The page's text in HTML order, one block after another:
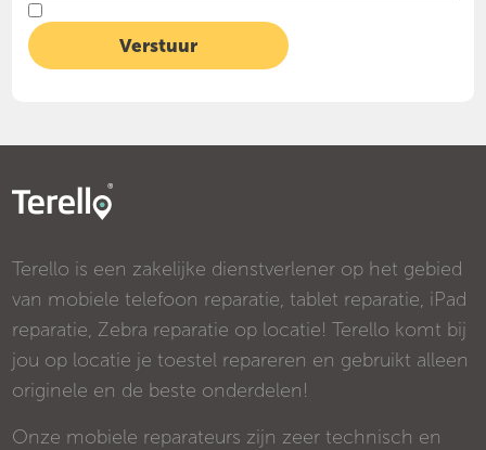
Terello is een zakelijke dienstverlener op het gebied
van mobiele telefoon reparatie, tablet reparatie, iPad
reparatie, Zebra reparatie op locatie! Terello komt bij
jou op locatie je toestel repareren en gebruikt alleen
originele en de beste onderdelen!
Onze mobiele reparateurs zijn zeer technisch en